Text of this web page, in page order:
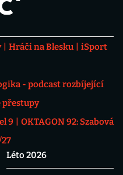
Hráči na Blesku
iSport
- podcast rozbíjející
přestupy
9
OKTAGON 92: Szabová
Léto 2026